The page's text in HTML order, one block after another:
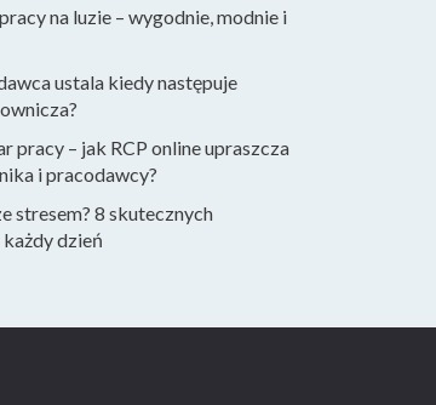
na luzie – wygodnie, modnie i
ustala kiedy następuje
pracy – jak RCP online upraszcza
i pracodawcy?
stresem? 8 skutecznych
dzień